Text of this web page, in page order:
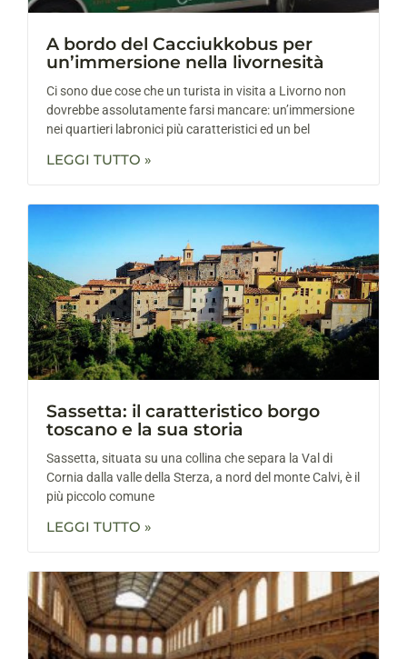
A bordo del Cacciukkobus per
un’immersione nella livornesità
Ci sono due cose che un turista in visita a Livorno non
dovrebbe assolutamente farsi mancare: un’immersione
nei quartieri labronici più caratteristici ed un bel
LEGGI TUTTO »
Sassetta: il caratteristico borgo
toscano e la sua storia
Sassetta, situata su una collina che separa la Val di
Cornia dalla valle della Sterza, a nord del monte Calvi, è il
più piccolo comune
LEGGI TUTTO »